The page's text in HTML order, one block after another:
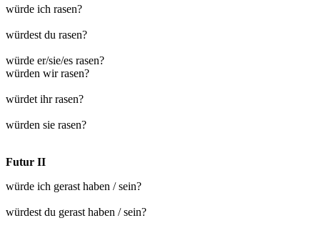
würde ich rasen?
würdest du rasen?
würde er/sie/es rasen?
würden wir rasen?
würdet ihr rasen?
würden sie rasen?
Futur II
würde ich gerast haben / sein?
würdest du gerast haben / sein?